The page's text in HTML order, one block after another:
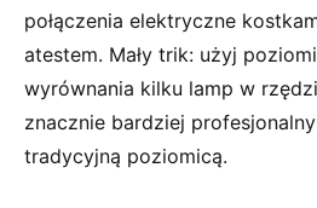
połączenia elektryczne
atestem. Mały trik: ⁣użyj
wyrównania kilku lamp w⁤
znacznie bardziej
tradycyjną poziomicą.